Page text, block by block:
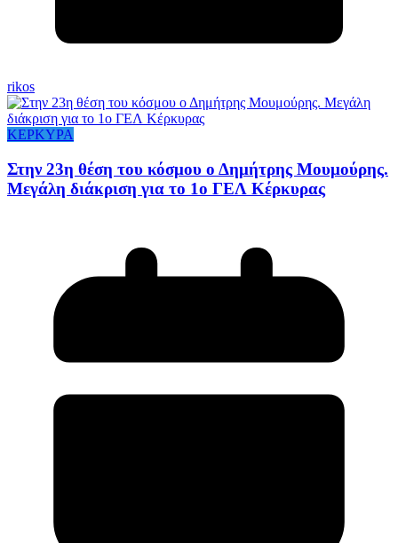
rikos
ΚΕΡΚΥΡΑ
Στην 23η θέση του κόσμου ο Δημήτρης Μουμούρης.
Μεγάλη διάκριση για το 1ο ΓΕΛ Κέρκυρας